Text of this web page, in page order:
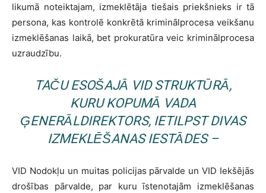
likumā noteiktajam, izmeklētāja tiešais priekšnieks ir tā
persona, kas kontrolē konkrētā kriminālprocesa veikšanu
izmeklēšanas laikā, bet prokuratūra veic kriminālprocesa
uzraudzību.
TAČU ESOŠAJĀ VID STRUKTŪRĀ,
KURU KOPUMĀ VADA
ĢENERĀLDIREKTORS, IETILPST DIVAS
IZMEKLĒŠANAS IESTĀDES –
VID Nodokļu un muitas policijas pārvalde un VID Iekšējās
drošības pārvalde, par kuru īstenotajām izmeklēšanas